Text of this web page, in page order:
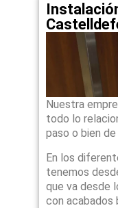
Nuestra
todo lo
paso o bien de
En los
tenemos
que va desde
con acabados